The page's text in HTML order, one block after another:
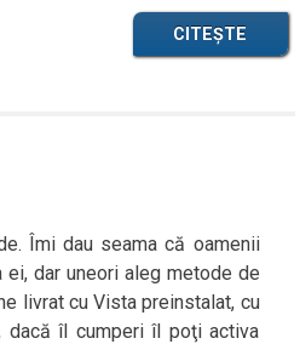
CITEȘTE
Îmi dau seama că oamenii
dar uneori aleg metode de
livrat cu Vista preinstalat, cu
îl cumperi îl poţi activa